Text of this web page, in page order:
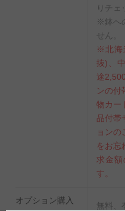
りチェ
※鉢へ
せん。
※北海
抜)、
途
ンの付
物カー
品付帯
ョン
をお忘
求金
す。
オプション購入
無料、